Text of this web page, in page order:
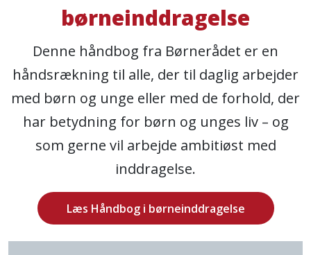
børneinddragelse
Denne håndbog fra Børnerådet er en
håndsrækning til alle, der til daglig arbejder
med børn og unge eller med de forhold, der
har betydning for børn og unges liv – og
som gerne vil arbejde ambitiøst med
inddragelse.
Læs Håndbog i børneinddragelse